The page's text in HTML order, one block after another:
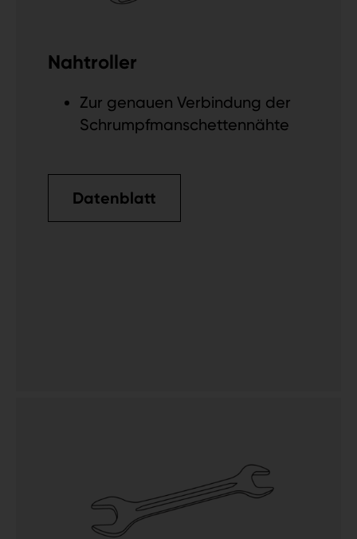
Nahtroller
Zur genauen Verbindung der
Schrumpfmanschettennähte
Datenblatt